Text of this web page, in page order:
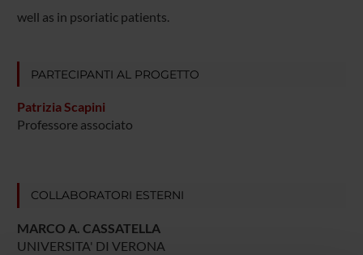
well as in psoriatic patients.
PARTECIPANTI AL PROGETTO
Patrizia Scapini
Professore associato
COLLABORATORI ESTERNI
MARCO A. CASSATELLA
UNIVERSITA' DI VERONA